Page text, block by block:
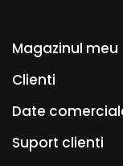
Magazinul meu
Clienti
Date
Suport clienti